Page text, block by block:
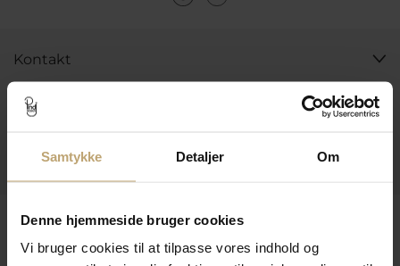
Samtykke Detaljer Om
Denne hjemmeside bruger cookies
Vi bruger cookies til at tilpasse vores indhold og
Kontakt
Åbningstider I Butikken
Praktiske Sider
Leveringsmuligheder